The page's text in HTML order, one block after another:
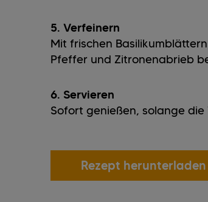
5. Verfeinern
Mit frischen
Pfeffer und Zitronenabrieb
6. Servieren
Sofort genießen, solange
Rezept herunterladen